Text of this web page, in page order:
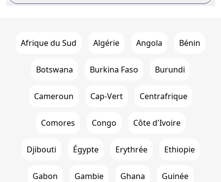
Afrique du Sud Algérie Angola Bénin
Botswana Burkina Faso Burundi
Cameroun Cap-Vert Centrafrique
Comores Congo Côte d'Ivoire
Djibouti Égypte Erythrée Ethiopie
Gabon Gambie Ghana Guinée